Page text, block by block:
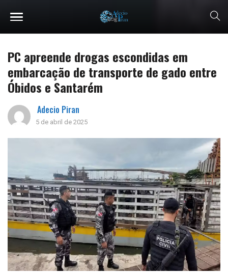
PC apreende drogas escondidas em
embarcação de transporte de gado entre
Óbidos e Santarém
Adecio Piran
5 de abril de 2025